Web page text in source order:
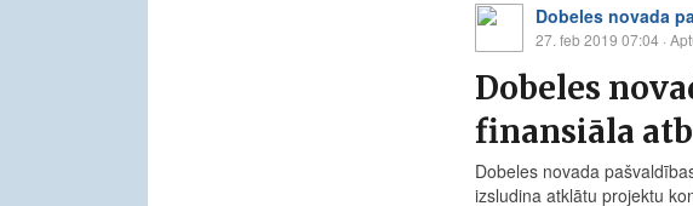
Dobeles novada
27. feb 2019 07:04 ·
Dobeles
finansiāla
Dobeles novada
izsludina atklātu projektu